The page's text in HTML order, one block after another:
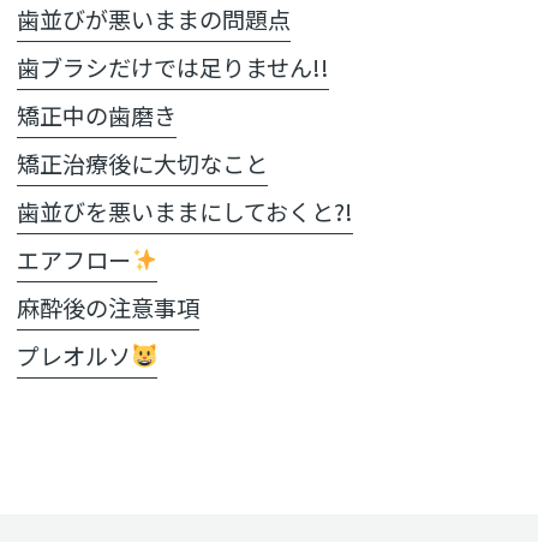
歯並びが悪いままの問題点
歯ブラシだけでは足りません!!
矯正中の歯磨き
矯正治療後に大切なこと
歯並びを悪いままにしておくと?!
エアフロー
麻酔後の注意事項
プレオルソ